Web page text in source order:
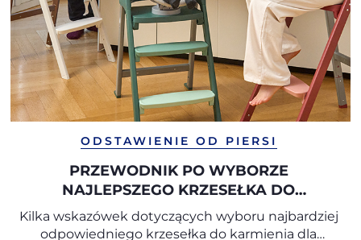
ODSTAWIENIE OD PIERSI
PRZEWODNIK PO WYBORZE
NAJLEPSZEGO KRZESEŁKA DO
KARMIENIA
Kilka wskazówek dotyczących wyboru najbardziej
odpowiedniego krzesełka do karmienia dla